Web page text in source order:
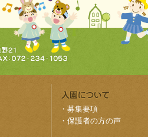
・ 募集要項
・ 保護者の方の声